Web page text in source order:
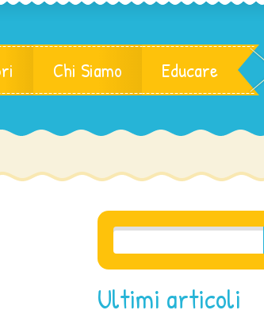
Chi Siamo Educare
Ultimi articoli